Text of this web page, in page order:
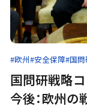
#欧州#安全保障#国
国問研戦略
今後：欧州の